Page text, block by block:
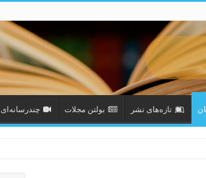
تازەهای نشر بولتن مجلات چندرسانه‌ای